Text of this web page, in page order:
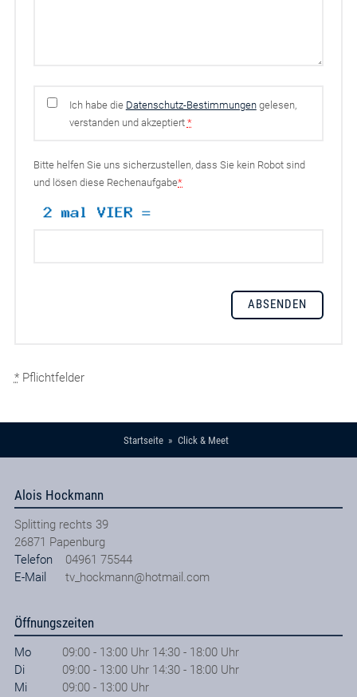
Ich habe die Datenschutz-Bestimmungengelesen,
verstanden und akzeptiert *
Bitte helfen Sie uns sicherzustellen, dass Sie kein Robot sind
und lösen diese Rechenaufgabe*
*Pflichtfelder
Startseite Click & Meet
Alois Hockmann
Splitting rechts 39
26871 Papenburg
Telefon
04961 75544
E-Mail
tv_hockmann@hotmail.com
Öffnungszeiten
Mo
09:00 - 13:00 Uhr 14:30 - 18:00 Uhr
Di
09:00 - 13:00 Uhr 14:30 - 18:00 Uhr
Mi
09:00 - 13:00 Uhr